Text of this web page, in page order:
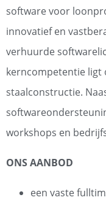
software voor
innovatief en
verhuurde
kerncompetentie ligt
staalconstructie.
workshops en
ONS AANBOD
een vaste